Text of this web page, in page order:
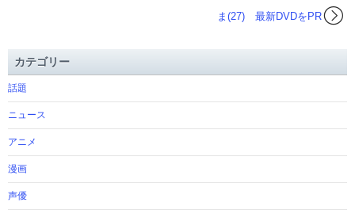
ま(27) 最新DVDをPR
カテゴリー
話題
ニュース
アニメ
漫画
声優